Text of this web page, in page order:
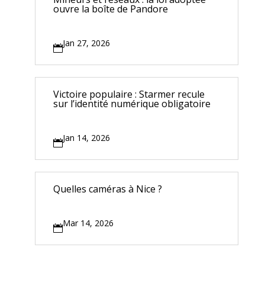
ouvre la boîte de Pandore
Jan 27, 2026
Victoire populaire : Starmer recule
sur l’identité numérique obligatoire
Jan 14, 2026
Quelles caméras à Nice ?
Mar 14, 2026